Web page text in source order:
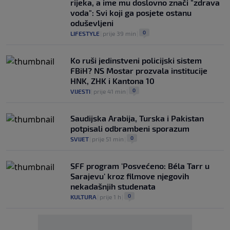
rijeka, a ime mu doslovno znači "zdrava
voda": Svi koji ga posjete ostanu
oduševljeni
LIFESTYLE prije 39 min 0
Ko ruši jedinstveni policijski sistem
FBiH? NS Mostar prozvala institucije
HNK, ZHK i Kantona 10
VIJESTI prije 41 min 0
Saudijska Arabija, Turska i Pakistan
potpisali odbrambeni sporazum
SVIJET prije 51 min 0
SFF program 'Posvećeno: Béla Tarr u
Sarajevu' kroz filmove njegovih
nekadašnjih studenata
KULTURA prije 1 h 0